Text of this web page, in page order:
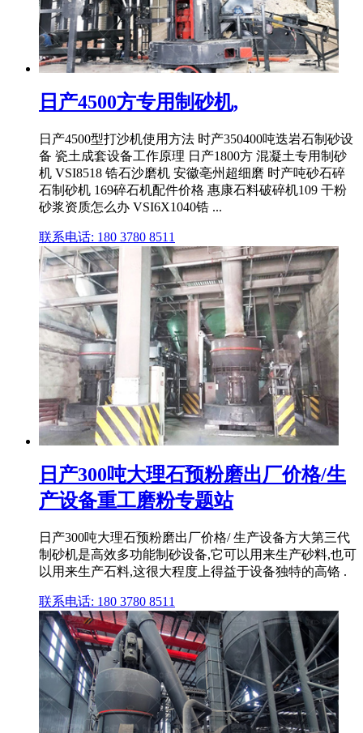
日产4500方专用制砂机,
日产4500型打沙机使用方法 时产350400吨迭岩石制砂设
备 瓷土成套设备工作原理 日产1800方 混凝土专用制砂
机 VSI8518 锆石沙磨机 安徽亳州超细磨 时产吨砂石碎
石制砂机 169碎石机配件价格 惠康石料破碎机109 干粉
砂浆资质怎么办 VSI6X1040锆 ...
联系电话: 180 3780 8511
日产300吨大理石预粉磨出厂价格/生
产设备重工磨粉专题站
日产300吨大理石预粉磨出厂价格/ 生产设备方大第三代
制砂机是高效多功能制砂设备,它可以用来生产砂料,也可
以用来生产石料,这很大程度上得益于设备独特的高铬 .
联系电话: 180 3780 8511